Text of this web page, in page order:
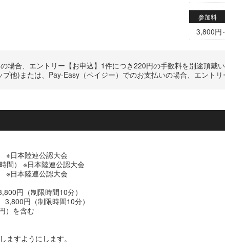
参加料
3,800円
場合、エントリー【お申込】1件につき220円の手数料を別途頂戴い
他)または、Pay-Easy（ペイジー）でのお支払いの場合、エント
※日本陸連公認大会
間） ※日本陸連公認大会
※日本陸連公認大会
円（制限時間10分）
円（制限時間10分）
）を含む
ますようにします。